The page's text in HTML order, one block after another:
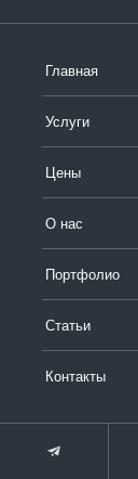
Главная
Услуги
Цены
О нас
Портфолио
Статьи
Контакты